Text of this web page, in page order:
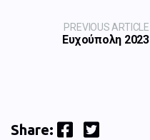
PREVIOUS ARTICLE
Ευχούπολη 2023
Share: Facebook Twitter